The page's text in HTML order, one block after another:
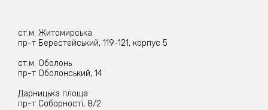
ст.м. Житомирська
пр-т Берестейський, 119-121, корпус 5
ст.м. Оболонь
пр-т Оболонський, 14
Дарницька площа
пр-т Соборності, 8/2